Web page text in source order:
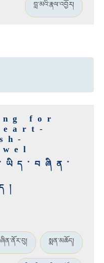
བླ་མའི་རྣལ་འབྱོར།
for
སྨན་མཆོད།